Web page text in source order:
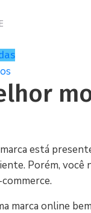
está
Porém,
marca online